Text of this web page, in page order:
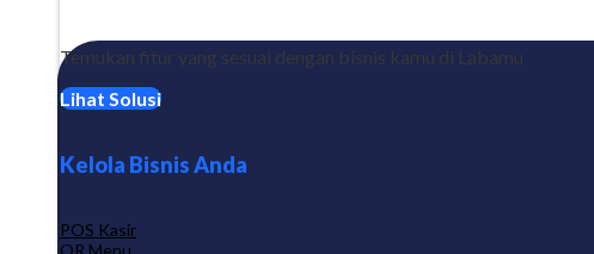
Temukan fitur yang sesuai dengan bisnis kamu di Labamu
Lihat Solusi
Kelola Bisnis Anda
POS Kasir